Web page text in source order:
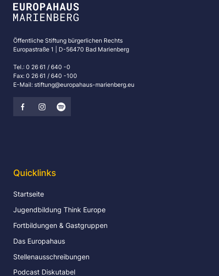
Öffentliche Stiftung bürgerlichen Rechts
Europastraße 1 | D-56470 Bad Marienberg
Tel.: 0 26 61 / 640 -0
Fax: 0 26 61 / 640 -100
E-Mail: stiftung@europahaus-marienberg.eu
Quicklinks
Startseite
Jugendbildung Think Europe
Fortbildungen & Gastgruppen
Das Europahaus
Stellenausschreibungen
Podcast Diskutabel